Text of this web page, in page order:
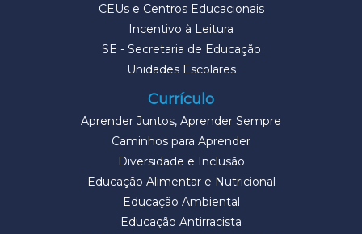
CEUs e Centros Educacionais
Incentivo à Leitura
SE - Secretaria de Educação
Unidades Escolares
Currículo
Aprender Juntos, Aprender Sempre
Caminhos para Aprender
Diversidade e Inclusão
Educação Alimentar e Nutricional
Educação Ambiental
Educação Antirracista